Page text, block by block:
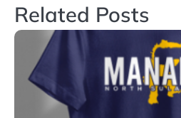
Related Posts